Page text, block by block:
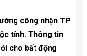
công nhận TP
tỉnh. Thông tin
cho bất động